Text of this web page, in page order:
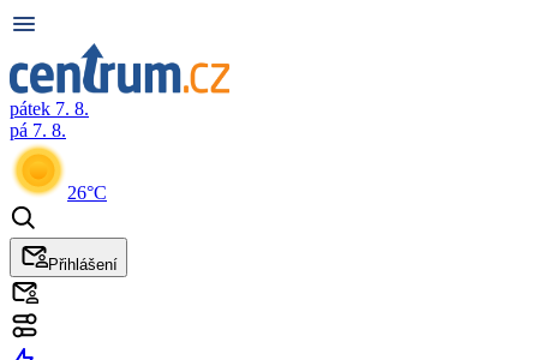
pátek 7. 8.
pá 7. 8.
26°C
Přihlášení